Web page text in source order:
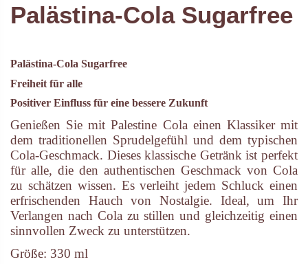
Palästina-Cola Sugarfree
Palästina-Cola Sugarfree
Freiheit für alle
Positiver Einfluss für eine bessere Zukunft
Genießen Sie mit Palestine Cola einen Klassiker mit
dem traditionellen Sprudelgefühl und dem typischen
Cola-Geschmack. Dieses klassische Getränk ist perfekt
für alle, die den authentischen Geschmack von Cola
zu schätzen wissen. Es verleiht jedem Schluck einen
erfrischenden Hauch von Nostalgie. Ideal, um Ihr
Verlangen nach Cola zu stillen und gleichzeitig einen
sinnvollen Zweck zu unterstützen.
Größe: 330 ml